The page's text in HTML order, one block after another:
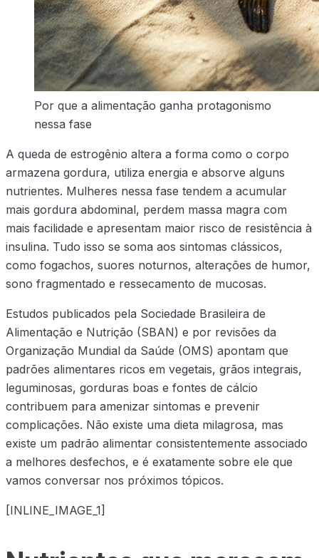
Por que a alimentação ganha protagonismo
nessa fase
A queda de estrogênio altera a forma como o corpo
armazena gordura, utiliza energia e absorve alguns
nutrientes. Mulheres nessa fase tendem a acumular
mais gordura abdominal, perdem massa magra com
mais facilidade e apresentam maior risco de resistência à
insulina. Tudo isso se soma aos sintomas clássicos,
como fogachos, suores noturnos, alterações de humor,
sono fragmentado e ressecamento de mucosas.
Estudos publicados pela Sociedade Brasileira de
Alimentação e Nutrição (SBAN) e por revisões da
Organização Mundial da Saúde (OMS) apontam que
padrões alimentares ricos em vegetais, grãos integrais,
leguminosas, gorduras boas e fontes de cálcio
contribuem para amenizar sintomas e prevenir
complicações. Não existe uma dieta milagrosa, mas
existe um padrão alimentar consistentemente associado
a melhores desfechos, e é exatamente sobre ele que
vamos conversar nos próximos tópicos.
[INLINE_IMAGE_1]